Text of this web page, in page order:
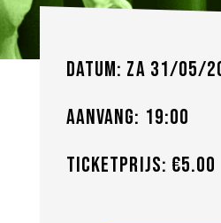
Datum: za 31/05/
Aanvang: 19:00
Ticketprijs: €5.00